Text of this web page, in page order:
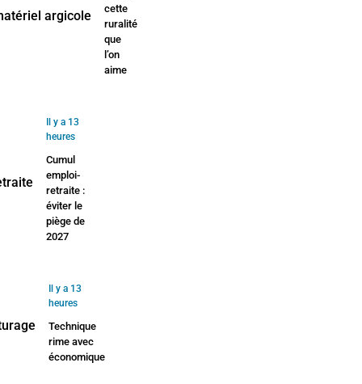
cette
ruralité
que
l’on
aime
Il y a 13
heures
Cumul
emploi-
retraite :
éviter le
piège de
2027
Il y a 13
heures
Technique
rime avec
économique